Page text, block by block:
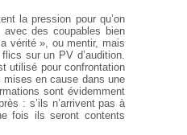
la pression pour qu’on
des coupables bien
vérité », ou mentir, mais
sur un PV d’audition.
utilisé pour confrontation
mises en cause dans une
sont évidemment
: s’ils n’arrivent pas à
fois ils seront contents